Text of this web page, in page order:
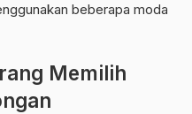
beberapa moda
Memilih